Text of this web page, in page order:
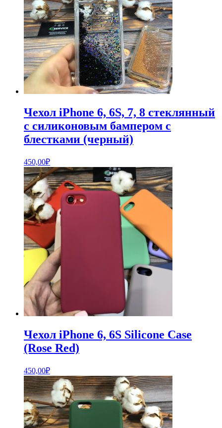
Чехол iPhone 6, 6S, 7, 8 стеклянный
с силиконовым бампером с
блестками (черный)
450,00₽
Чехол iPhone 6, 6S Silicone Case
(Rose Red)
450,00₽